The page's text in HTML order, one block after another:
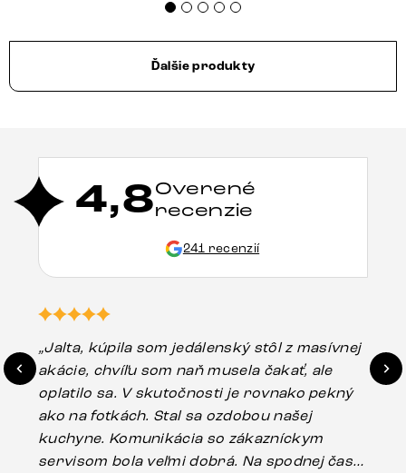
Ďalšie produkty
4,8Overené
recenzie
241 recenzií
„Jalta, kúpila som jedálenský stôl z masívnej
akácie, chvíľu som naň musela čakať, ale
oplatilo sa. V skutočnosti je rovnako pekný
ako na fotkách. Stal sa ozdobou našej
kuchyne. Komunikácia so zákazníckym
servisom bola veľmi dobrá. Na spodnej časti